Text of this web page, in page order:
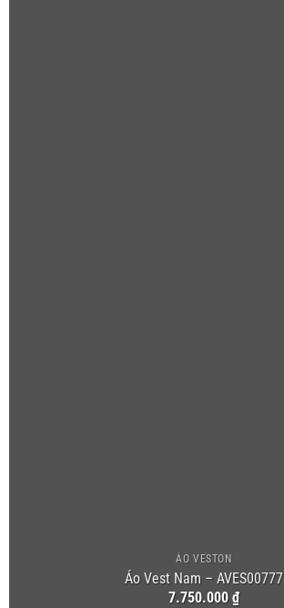
ÁO VESTON
Áo Vest Nam – AVES00777
7.750.000 ₫